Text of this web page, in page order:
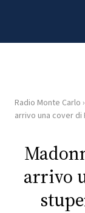
HOME
RADIO
WEB
RADIO
Radio Monte Carlo ›
arrivo una cover
arrivo